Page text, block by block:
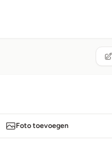
Foto toevoegen